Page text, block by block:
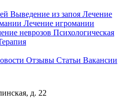
Выведение из запоя Лечение
Лечение игромании
неврозов Психологическая
Отзывы Статьи Вакансии
, д. 22